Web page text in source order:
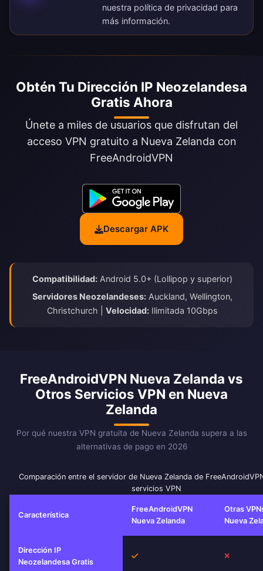
nuestra política de privacidad para
más información.
Obtén Tu Dirección IP Neozelandesa
Gratis Ahora
Únete a miles de usuarios que disfrutan del
acceso VPN gratuito a Nueva Zelanda con
FreeAndroidVPN
Descargar APK
Compatibilidad: Android 5.0+ (Lollipop y superior)
Servidores Neozelandeses: Auckland, Wellington,
Christchurch | Velocidad: Ilimitada 10Gbps
FreeAndroidVPN Nueva Zelanda vs
Otros Servicios VPN en Nueva
Zelanda
Por qué nuestra VPN gratuita de Nueva Zelanda supera a las
alternativas de pago en 2026
Comparación entre el servidor de Nueva Zelanda de
servicios VPN
Característica
FreeAndroidVPN
Nueva Zelanda
Otras
Nueva
Dirección IP
Neozelandesa Gratis
Sí